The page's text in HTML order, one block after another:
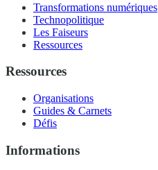
Transformations numériques
Technopolitique
Les Faiseurs
Ressources
Ressources
Organisations
Guides & Carnets
Défis
Informations